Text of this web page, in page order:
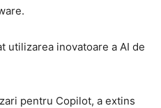
utilizarea inovatoare a AI de
pentru Copilot, a extins